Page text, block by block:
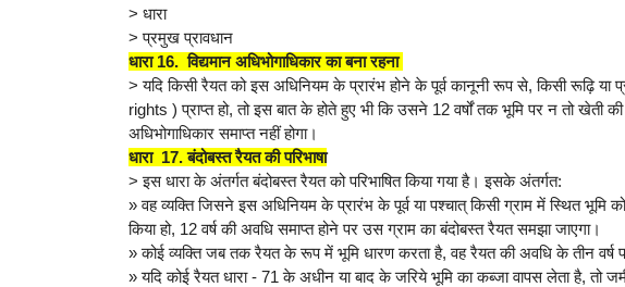
> धारा
> प्रमुख प्रावधान
धारा 16. विद्यमान अधिभोगाधिकार का बना रहना
> यदि किसी रैयत को इस अधिनियम के प्रारंभ होने के पूर्व कानूनी रूप से, किसी रूढ़ि या
rights ) प्राप्त हो, तो इस बात के होते हुए भी कि उसने 12 वर्षों तक भूमि पर न तो खेती
अधिभोगाधिकार समाप्त नहीं होगा।
धारा 17. बंदोबस्त रैयत की परिभाषा
> इस धारा के अंतर्गत बंदोबस्त रैयत को परिभाषित किया गया है। इसके अंतर्गत:
» वह व्यक्ति जिसने इस अधिनियम के प्रारंभ के पूर्व या पश्चात् किसी ग्राम में स्थित भूमि
किया हो, 12 वर्ष की अवधि समाप्त होने पर उस ग्राम का बंदोबस्त रैयत समझा जाएगा।
» कोई व्यक्ति जब तक रैयत के रूप में भूमि धारण करता है, वह रैयत की अवधि के तीन वर्ष
» यदि कोई रैयत धारा - 71 के अधीन या बाद के जरिये भूमि का कब्जा वापस लेता है,